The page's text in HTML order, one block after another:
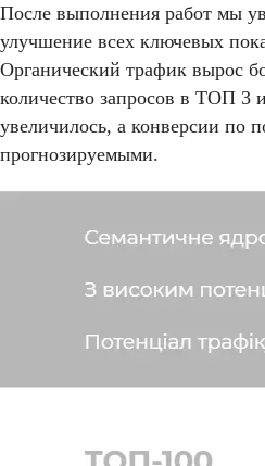
После выполнения работ мы
улучшение всех ключевых
Органический трафик вырос
количество запросов в ТОП 3
увеличилось, а конверсии по
прогнозируемыми.